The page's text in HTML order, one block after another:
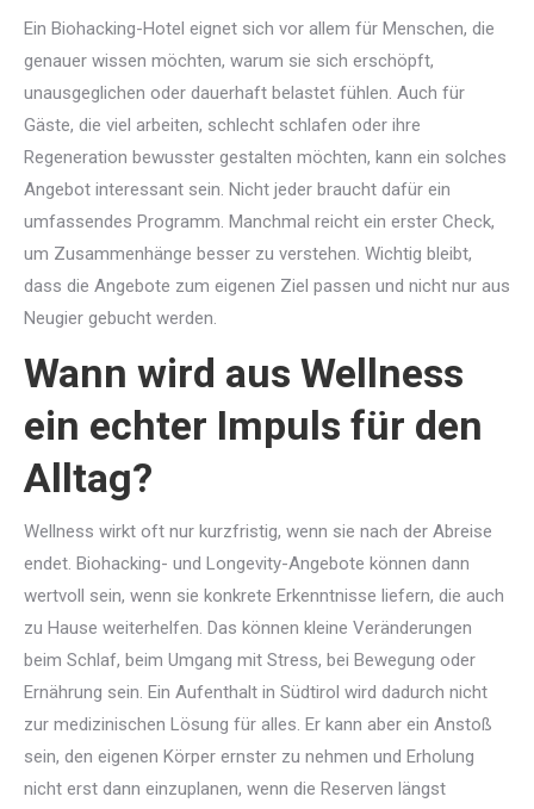
Ein Biohacking-Hotel eignet sich vor allem für Menschen, die
genauer wissen möchten, warum sie sich erschöpft,
unausgeglichen oder dauerhaft belastet fühlen. Auch für
Gäste, die viel arbeiten, schlecht schlafen oder ihre
Regeneration bewusster gestalten möchten, kann ein solches
Angebot interessant sein. Nicht jeder braucht dafür ein
umfassendes Programm. Manchmal reicht ein erster Check,
um Zusammenhänge besser zu verstehen. Wichtig bleibt,
dass die Angebote zum eigenen Ziel passen und nicht nur aus
Neugier gebucht werden.
Wann wird aus Wellness
ein echter Impuls für den
Alltag?
Wellness wirkt oft nur kurzfristig, wenn sie nach der Abreise
endet. Biohacking- und Longevity-Angebote können dann
wertvoll sein, wenn sie konkrete Erkenntnisse liefern, die auch
zu Hause weiterhelfen. Das können kleine Veränderungen
beim Schlaf, beim Umgang mit Stress, bei Bewegung oder
Ernährung sein. Ein Aufenthalt in Südtirol wird dadurch nicht
zur medizinischen Lösung für alles. Er kann aber ein Anstoß
sein, den eigenen Körper ernster zu nehmen und Erholung
nicht erst dann einzuplanen, wenn die Reserven längst